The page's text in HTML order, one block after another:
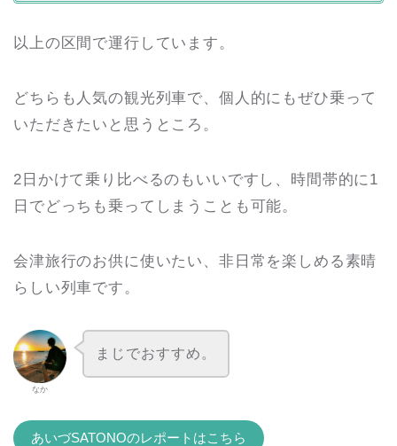
以上の区間で運行しています。
どちらも人気の観光列車で、個人的にもぜひ乗って
いただきたいと思うところ。
2日かけて乗り比べるのもいいですし、時間帯的に1
日でどっちも乗ってしまうことも可能。
会津旅行のお供に使いたい、非日常を楽しめる素晴
らしい列車です。
なか
まじでおすすめ。
あいづSATONOのレポートはこちら